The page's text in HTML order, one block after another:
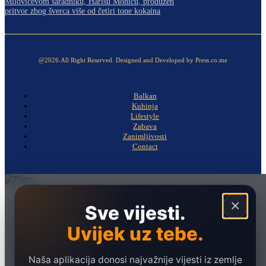
pritvor zbog šverca više od četiri tone kokaina
@2026.All Right Reserved. Designed and Developed by Press.co.me
Balkan
Kuhinja
Lifestyle
Zabava
Zanimljivosti
Contact
×
Sve vijesti.
Uvijek uz tebe.
Naša aplikacija donosi najvažnije vijesti iz zemlje